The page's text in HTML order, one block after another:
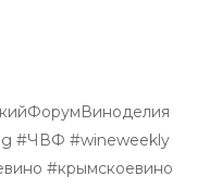
#ЧВФ #wineweekly
#крымскоевино